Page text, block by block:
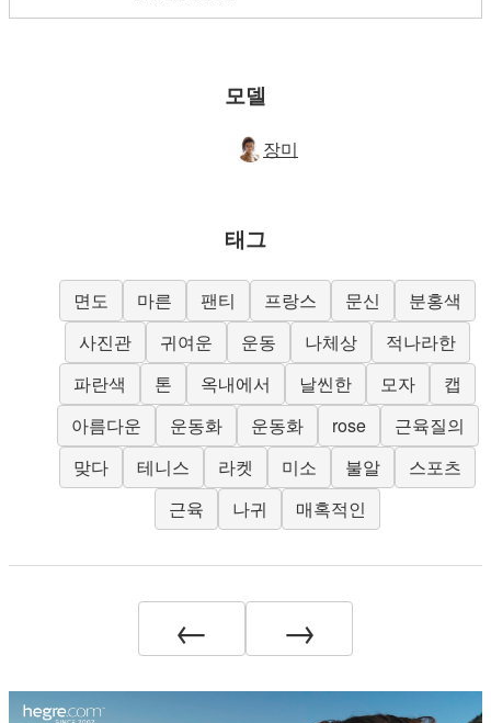
모델
장미
태그
면도 마른 팬티 프랑스 문신
분홍색
사진관
귀여운 운동 나체상
적나라한
파란색
톤 옥내에서 날씬한 모자
캡
아름다운
운동화 운동화 rose
근육질의
맞다
테니스 라켓 미소 불알
스포츠
근육
나귀 매혹적인
← →